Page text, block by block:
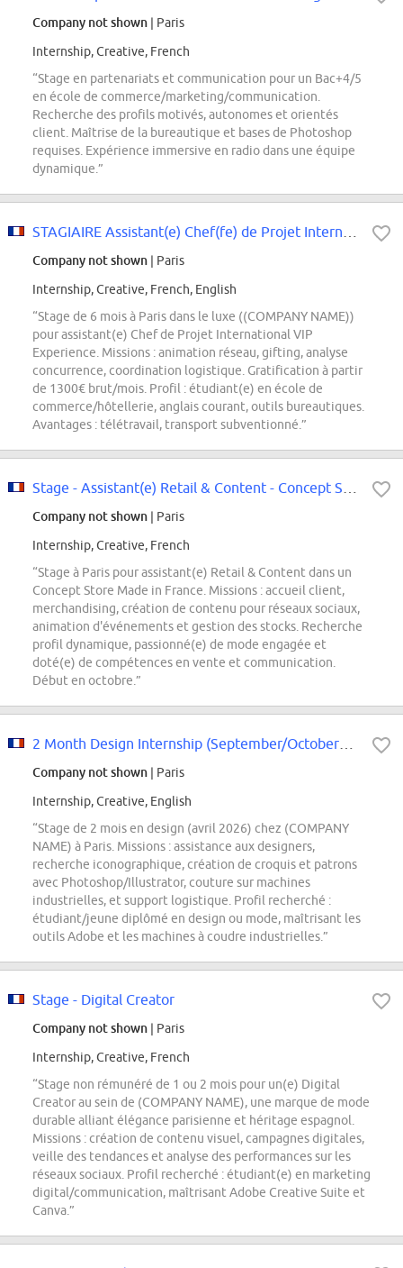
Company not shown | Paris
Internship, Creative, French
“Stage en partenariats et communication pour un Bac+4/5
en école de commerce/marketing/communication.
Recherche des profils motivés, autonomes et orientés
client. Maîtrise de la bureautique et bases de Photoshop
requises. Expérience immersive en radio dans une équipe
dynamique.”
Company not shown | Paris
Internship, Creative, French, English
“Stage de 6 mois à Paris dans le luxe ((COMPANY NAME))
pour assistant(e) Chef de Projet International VIP
Experience. Missions : animation réseau, gifting, analyse
concurrence, coordination logistique. Gratification à partir
de 1300€ brut/mois. Profil : étudiant(e) en école de
commerce/hôtellerie, anglais courant, outils bureautiques.
Avantages : télétravail, transport subventionné.”
Company not shown | Paris
Internship, Creative, French
“Stage à Paris pour assistant(e) Retail & Content dans un
Concept Store Made in France. Missions : accueil client,
merchandising, création de contenu pour réseaux sociaux,
animation d'événements et gestion des stocks. Recherche
profil dynamique, passionné(e) de mode engagée et
doté(e) de compétences en vente et communication.
Début en octobre.”
Company not shown | Paris
Internship, Creative, English
“Stage de 2 mois en design (avril 2026) chez (COMPANY
NAME) à Paris. Missions : assistance aux designers,
recherche iconographique, création de croquis et patrons
avec Photoshop/Illustrator, couture sur machines
industrielles, et support logistique. Profil recherché :
étudiant/jeune diplômé en design ou mode, maîtrisant les
outils Adobe et les machines à coudre industrielles.”
Stage - Digital Creator
Company not shown | Paris
Internship, Creative, French
“Stage non rémunéré de 1 ou 2 mois pour un(e) Digital
Creator au sein de (COMPANY NAME), une marque de mode
durable alliant élégance parisienne et héritage espagnol.
Missions : création de contenu visuel, campagnes digitales,
veille des tendances et analyse des performances sur les
réseaux sociaux. Profil recherché : étudiant(e) en marketing
digital/communication, maîtrisant Adobe Creative Suite et
Canva.”